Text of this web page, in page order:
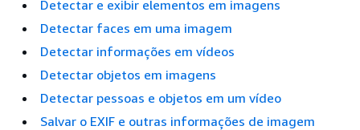
Detectar e exibir elementos em imagens
Detectar faces em uma imagem
Detectar informações em vídeos
Detectar objetos em imagens
Detectar pessoas e objetos em um vídeo
Salvar o EXIF e outras informações de imagem